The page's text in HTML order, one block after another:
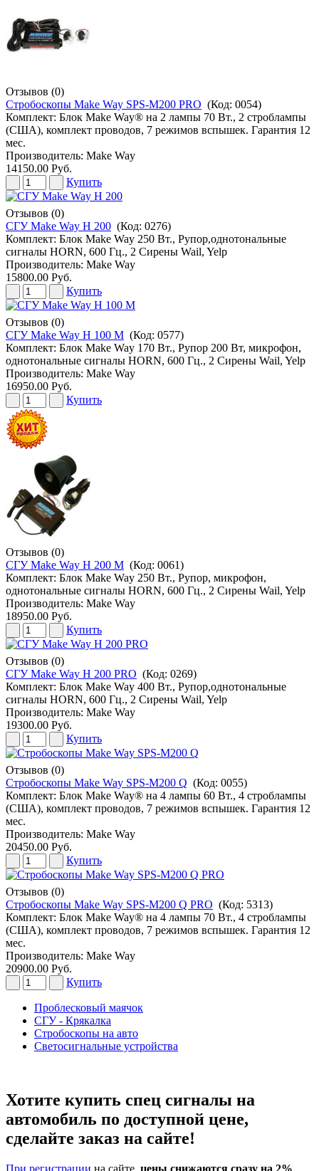
Отзывов (0)
Стробоскопы Make Way SPS-M200 PRO (Код: 0054)
Комплект: Блок Make Way® на 2 лампы 70 Вт., 2 строблампы
(США), комплект проводов, 7 режимов вспышек. Гарантия 12
мес.
Производитель: Make Way
14150.00 Руб.
Купить
Отзывов (0)
СГУ Make Way H 200 (Код: 0276)
Комплект: Блок Make Way 250 Вт., Рупор,однотональные
сигналы HORN, 600 Гц., 2 Сирены Wail, Yelp
Производитель: Make Way
15800.00 Руб.
Купить
Отзывов (0)
СГУ Make Way H 100 M (Код: 0577)
Комплект: Блок Make Way 170 Вт., Рупор 200 Вт, микрофон,
однотональные сигналы HORN, 600 Гц., 2 Сирены Wail, Yelp
Производитель: Make Way
16950.00 Руб.
Купить
Отзывов (0)
СГУ Make Way H 200 M (Код: 0061)
Комплект: Блок Make Way 250 Вт., Рупор, микрофон,
однотональные сигналы HORN, 600 Гц., 2 Сирены Wail, Yelp
Производитель: Make Way
18950.00 Руб.
Купить
Отзывов (0)
СГУ Make Way H 200 PRO (Код: 0269)
Комплект: Блок Make Way 400 Вт., Рупор,однотональные
сигналы HORN, 600 Гц., 2 Сирены Wail, Yelp
Производитель: Make Way
19300.00 Руб.
Купить
Отзывов (0)
Стробоскопы Make Way SPS-M200 Q (Код: 0055)
Комплект: Блок Make Way® на 4 лампы 60 Вт., 4 строблампы
(США), комплект проводов, 7 режимов вспышек. Гарантия 12
мес.
Производитель: Make Way
20450.00 Руб.
Купить
Отзывов (0)
Стробоскопы Make Way SPS-M200 Q PRO (Код: 5313)
Комплект: Блок Make Way® на 4 лампы 70 Вт., 4 строблампы
(США), комплект проводов, 7 режимов вспышек. Гарантия 12
мес.
Производитель: Make Way
20900.00 Руб.
Купить
Проблесковый маячок
СГУ - Крякалка
Стробоскопы на авто
Светосигнальные устройства
Хотите купить спец сигналы на
автомобиль по доступной цене,
сделайте заказ на сайте!